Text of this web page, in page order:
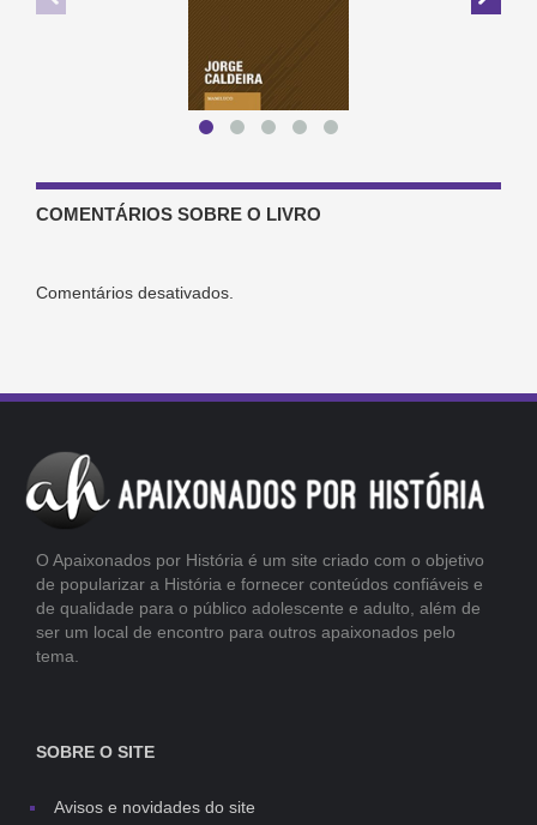
COMENTÁRIOS SOBRE O LIVRO
Comentários desativados.
O Apaixonados por História é um site criado com o objetivo
de popularizar a História e fornecer conteúdos confiáveis e
de qualidade para o público adolescente e adulto, além de
ser um local de encontro para outros apaixonados pelo
tema.
SOBRE O SITE
Avisos e novidades do site